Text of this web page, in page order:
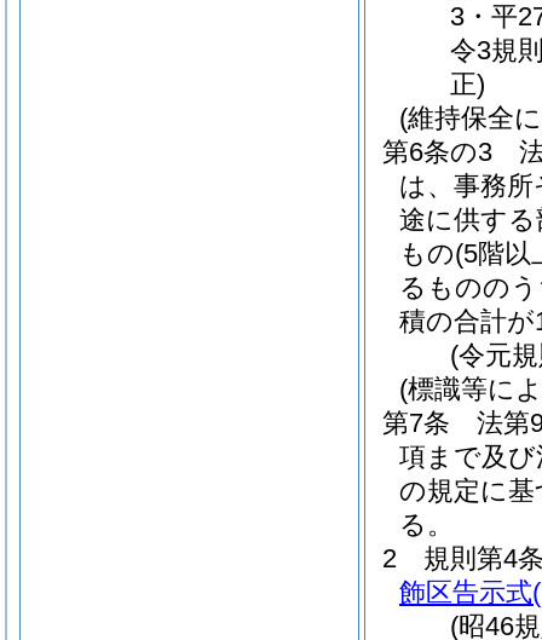
3・平
令3規
正)
(維持保全
第6条の3
は、事務
途に供す
もの(5階以
るものの
積の合計
(令元
(標識等に
第7条
法第
項まで及
の規定に
る。
2
規則第4
飾区告示式
(昭46